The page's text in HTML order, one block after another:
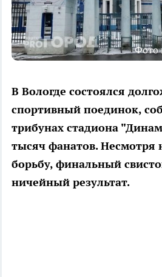
Фото
В Вологде состоялся
спортивный поединок,
трибунах стадиона
тысяч фанатов.
борьбу, финальный
ничейный результат.